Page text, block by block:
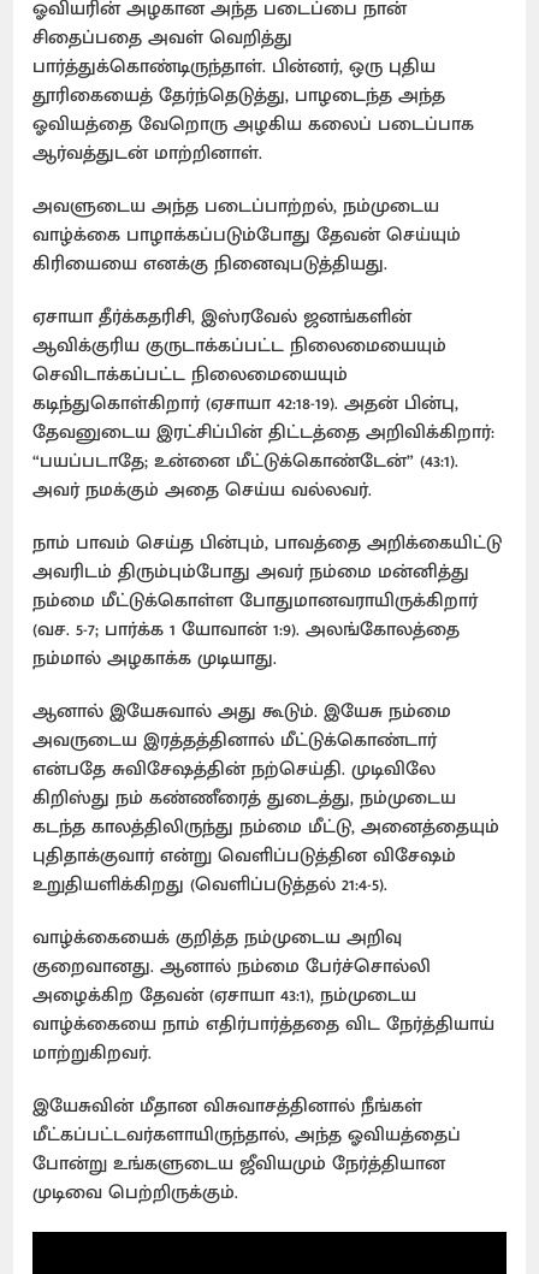
ஓவியரின் அழகான அந்த படைப்பை நான்
சிதைப்பதை அவள் வெறித்து
பார்த்துக்கொண்டிருந்தாள். பின்னர், ஒரு புதிய
தூரிகையைத் தேர்ந்தெடுத்து, பாழடைந்த அந்த
ஓவியத்தை வேறொரு அழகிய கலைப் படைப்பாக
ஆர்வத்துடன் மாற்றினாள்.
அவளுடைய அந்த படைப்பாற்றல், நம்முடைய
வாழ்க்கை பாழாக்கப்படும்போது தேவன் செய்யும்
கிரியையை எனக்கு நினைவுபடுத்தியது.
ஏசாயா தீர்க்கதரிசி, இஸ்ரவேல் ஜனங்களின்
ஆவிக்குரிய குருடாக்கப்பட்ட நிலைமையையும்
செவிடாக்கப்பட்ட நிலைமையையும்
கடிந்துகொள்கிறார் (ஏசாயா 42:18-19). அதன் பின்பு,
தேவனுடைய இரட்சிப்பின் திட்டத்தை அறிவிக்கிறார்:
“பயப்படாதே; உன்னை மீட்டுக்கொண்டேன்” (43:1).
அவர் நமக்கும் அதை செய்ய வல்லவர்.
நாம் பாவம் செய்த பின்பும், பாவத்தை அறிக்கையிட்டு
அவரிடம் திரும்பும்போது அவர் நம்மை மன்னித்து
நம்மை மீட்டுக்கொள்ள போதுமானவராயிருக்கிறார்
(வச. 5-7; பார்க்க 1 யோவான் 1:9). அலங்கோலத்தை
நம்மால் அழகாக்க முடியாது.
ஆனால் இயேசுவால் அது கூடும். இயேசு நம்மை
அவருடைய இரத்தத்தினால் மீட்டுக்கொண்டார்
என்பதே சுவிசேஷத்தின் நற்செய்தி. முடிவிலே
கிறிஸ்து நம் கண்ணீரைத் துடைத்து, நம்முடைய
கடந்த காலத்திலிருந்து நம்மை மீட்டு, அனைத்தையும்
புதிதாக்குவார் என்று வெளிப்படுத்தின விசேஷம்
உறுதியளிக்கிறது (வெளிப்படுத்தல் 21:4-5).
வாழ்க்கையைக் குறித்த நம்முடைய அறிவு
குறைவானது. ஆனால் நம்மை பேர்ச்சொல்லி
அழைக்கிற தேவன் (ஏசாயா 43:1), நம்முடைய
வாழ்க்கையை நாம் எதிர்பார்த்ததை விட நேர்த்தியாய்
மாற்றுகிறவர்.
இயேசுவின் மீதான விசுவாசத்தினால் நீங்கள்
மீட்கப்பட்டவர்களாயிருந்தால், அந்த ஓவியத்தைப்
போன்று உங்களுடைய ஜீவியமும் நேர்த்தியான
முடிவை பெற்றிருக்கும்.